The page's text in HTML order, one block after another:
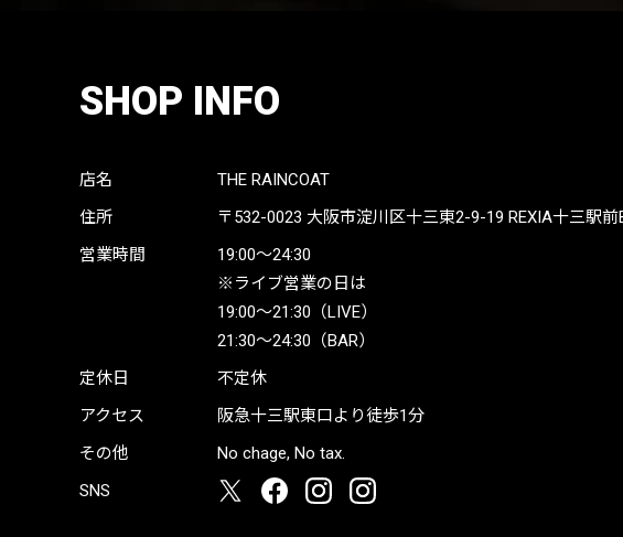
SHOP INFO
店名
THE RAINCOAT
住所
〒532-0023 大阪市淀川区十三東2-9-19 REXIA十三駅前
営業時間
19:00〜24:30
※ライブ営業の日は
19:00〜21:30（LIVE）
21:30〜24:30（BAR）
定休日
不定休
アクセス
阪急十三駅東口より徒歩1分
その他
No chage, No tax.
SNS